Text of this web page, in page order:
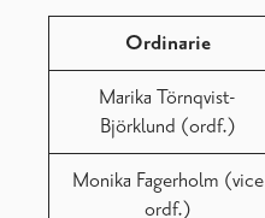
Ordinarie
Marika Törnqvist-
Björklund (ordf.)
Monika Fagerholm (vice
ordf.)